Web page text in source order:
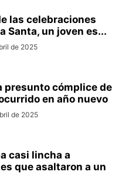
las celebraciones
Santa, un joven es...
de 2025
presunto cómplice de
en año nuevo
de 2025
casi lincha a
que asaltaron a un